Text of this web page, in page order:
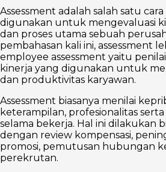
Assessment adalah salah satu
digunakan untuk mengevaluasi
dan proses utama sebuah
pembahasan kali ini, assessment
employee assessment yaitu
kinerja yang digunakan untuk
dan produktivitas karyawan.
Assessment biasanya menilai
keterampilan, profesionalitas
selama bekerja. Hal ini dilakukan
dengan review kompensasi,
promosi, pemutusan hubungan
perekrutan.